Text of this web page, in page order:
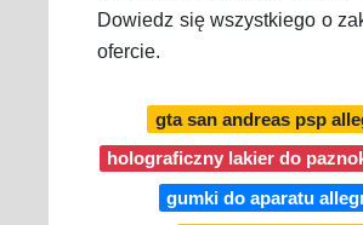
Dowiedz się wszystkiego o
ofercie.
gta san andreas psp
holograficzny lakier do
gumki do aparatu